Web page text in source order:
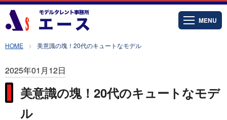
MENU
HOME 美意識の塊！20代のキュートなモデル
2025年01月12日
美意識の塊！20代のキュートなモデ
ル